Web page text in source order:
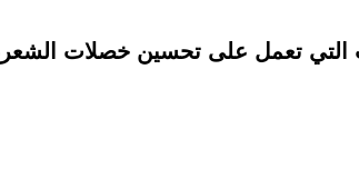
التي تعمل على تحسين خصلات